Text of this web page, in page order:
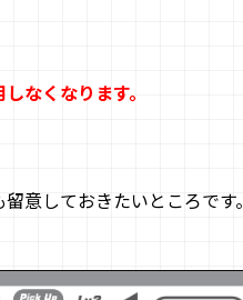
なくなります。
意しておきたいところです。